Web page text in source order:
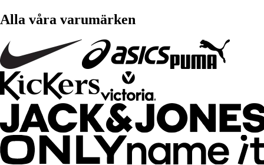
Alla våra varumärken